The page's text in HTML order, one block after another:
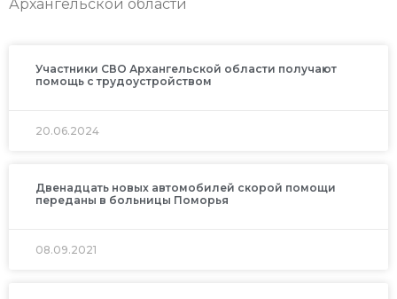
Архангельской области
Участники СВО Архангельской области получают
помощь с трудоустройством
20.06.2024
Двенадцать новых автомобилей скорой помощи
переданы в больницы Поморья
08.09.2021